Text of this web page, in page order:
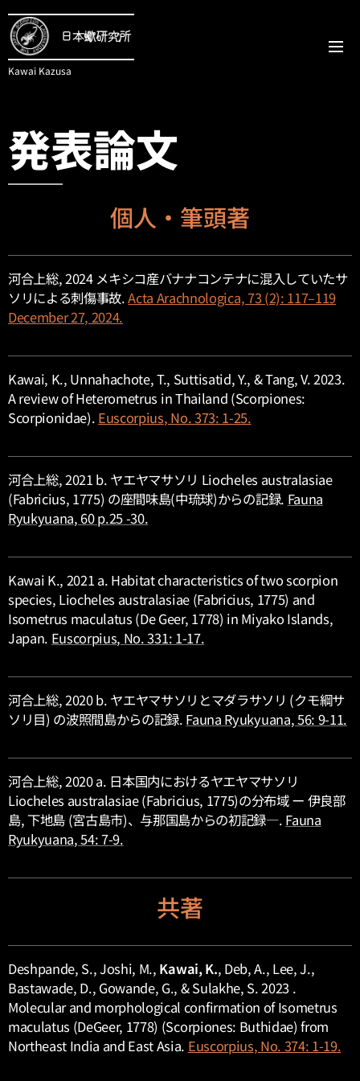
日本蠍研究所
Kawai Kazusa
発表論文
個人・筆頭著
河合上総, 2024 メキシコ産バナナコンテナに混入していたサ
ソリによる刺傷事故.Acta Arachnologica, 73 (2): 117–119
December 27, 2024.
Kawai, K., Unnahachote, T., Suttisatid, Y., & Tang, V. 2023.
А review ofHeterometrus in Thailand (Scorpiones:
Scorpionidae). Euscorpius, No. 373: 1-25.
河合上総, 2021 b. ヤエヤマサソリ Liocheles australasiae
(Fabricius, 1775) の座間味島(中琉球)からの記録. Fauna
Ryukyuana, 60 p.25 -30.
Kawai K., 2021 a. Habitat characteristics of two scorpion
species, Liocheles australasiae (Fabricius, 1775) and
Isometrus maculatus (De Geer, 1778) in Miyako Islands,
Japan. Euscorpius, No. 331: 1-17.
河合上総, 2020 b. ヤエヤマサソリとマダラサソリ (クモ綱サ
ソリ目) の波照間島からの記録. Fauna Ryukyuana, 56: 9-11.
河合上総, 2020 a. 日本国内におけるヤエヤマサソリ
Liocheles australasiae(Fabricius, 1775)の分布域 ー 伊良部
島, 下地島 (宮古島市)、与那国島からの初記録―. Fauna
Ryukyuana, 54: 7-9.
共著
Deshpande, S., Joshi, M., Kawai, K., Deb, A., Lee, J.,
Bastawade, D., Gowande, G., & Sulakhe, S. 2023 .
Molecular and morphological confirmation ofIsometrus
maculatus (DeGeer, 1778) (Scorpiones: Buthidae) from
Northeast India and East Asia. Euscorpius, No. 374: 1-19.